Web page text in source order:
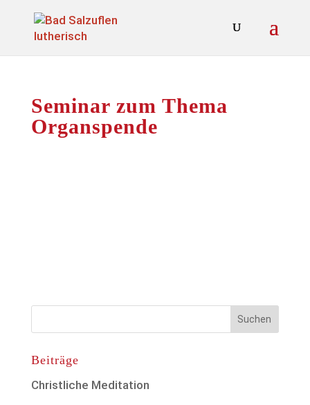
Seminar zum Thema
Organspende
Beiträge
Christliche Meditation